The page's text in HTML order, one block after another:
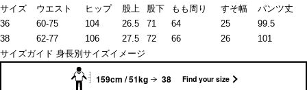
サイズ
ウエスト ヒップ 股上 股下 もも周り すそ幅
パンツ丈
36
60-75 104 26.5 71 64 25
99.5
38
62-77 106 27.5 72 66 26
101
サイズガイド 身長別サイズイメージ
159cm / 51kg 38 Find your size